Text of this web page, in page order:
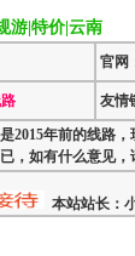
游|特价|云南
官网
友情
2015年前的线路
，如有什么意见，
本站站长：